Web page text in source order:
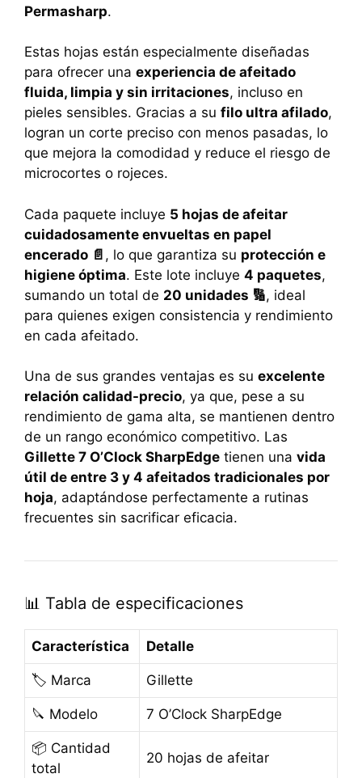
Permasharp.
Estas hojas están especialmente diseñadas
para ofrecer una experiencia de afeitado
fluida, limpia y sin irritaciones, incluso en
pieles sensibles. Gracias a su filo ultra afilado,
logran un corte preciso con menos pasadas, lo
que mejora la comodidad y reduce el riesgo de
microcortes o rojeces.
Cada paquete incluye 5 hojas de afeitar
cuidadosamente envueltas en papel
encerado 📄 , lo que garantiza su protección e
higiene óptima. Este lote incluye 4 paquetes,
sumando un total de 20 unidades 🔢, ideal
para quienes exigen consistencia y rendimiento
en cada afeitado.
Una de sus grandes ventajas es su excelente
relación calidad-precio, ya que, pese a su
rendimiento de gama alta, se mantienen dentro
de un rango económico competitivo. Las
Gillette 7 O’Clock SharpEdge tienen una vida
útil de entre 3 y 4 afeitados tradicionales por
hoja, adaptándose perfectamente a rutinas
frecuentes sin sacrificar eficacia.
📊 Tabla de especificaciones
Característica Detalle
🏷️ Marca Gillette
🔪 Modelo 7 O’Clock SharpEdge
📦 Cantidad
total
20 hojas de afeitar